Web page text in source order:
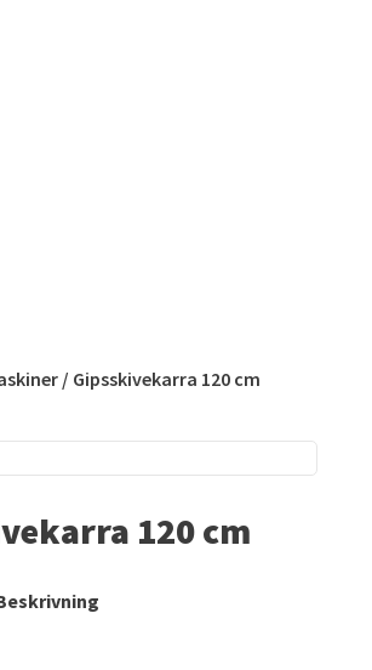
/ Gipsskivekarra 120 cm
120 cm